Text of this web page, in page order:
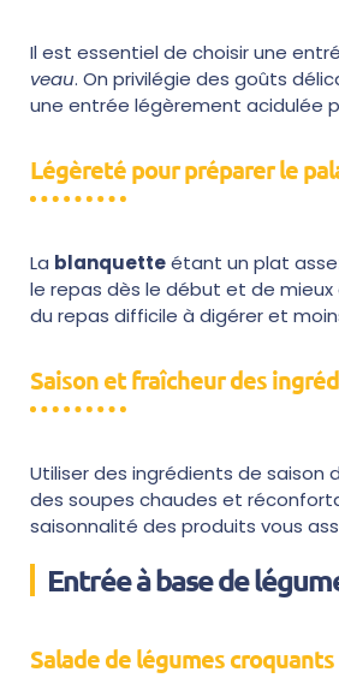
Il est essentiel de choisir une
veau. On privilégie des goûts
une entrée légèrement acidulée
Légèreté pour préparer le
La blanquetteétant un plat
le repas dès le début et de
du repas difficile à digérer et
Saison et fraîcheur des
Utiliser des ingrédients de saison
des soupes chaudes et
saisonnalité des produits vous
Entrée à base de
Salade de légumes croquants